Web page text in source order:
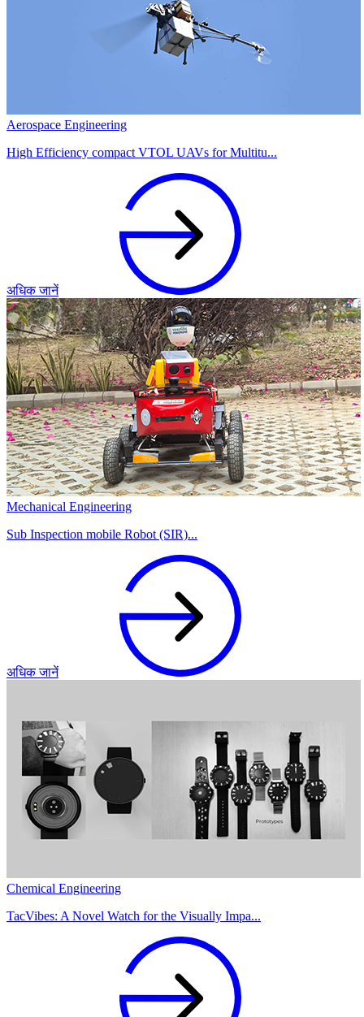
Aerospace Engineering
High Efficiency compact VTOL UAVs for Multitu...
अधिक जानें
Mechanical Engineering
Sub Inspection mobile Robot (SIR)...
अधिक जानें
Chemical Engineering
TacVibes: A Novel Watch for the Visually Impa...